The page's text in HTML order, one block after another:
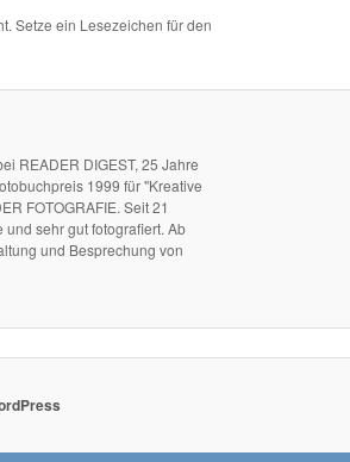
Setze ein Lesezeichen für den
READER DIGEST, 25 Jahre
1999 für "Kreative
FOTOGRAFIE. Seit 21
sehr gut fotografiert. Ab
und Besprechung von